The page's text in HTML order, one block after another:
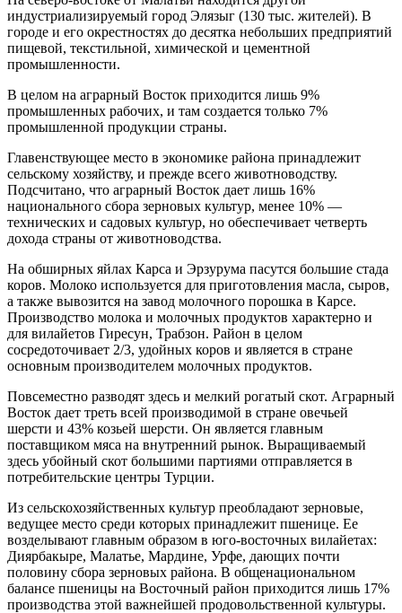
индустриализируемый город Элязыг (130 тыс. жителей). В
городе и его окрестностях до десятка небольших предприятий
пищевой, текстильной, хи­мической и цементной
промышленности.
В целом на аграрный Восток прихо­дится лишь 9%
промышленных рабочих, и там создается только 7%
промышленной продукции страны.
Главенствующее место в экономике района принадлежит
сельскому хозяй­ству, и прежде всего животноводству.
Подсчитано, что аграрный Восток дает лишь 16%
национального сбора зерновых культур, менее 10% —
технических и садо­вых культур, но обеспечивает четверть
дохода страны от животноводства.
На обширных яйлах Карса и Эрзурума пасутся большие стада
коров. Молоко используется для приготовления масла, сыров,
а также вывозится на завод молоч­ного порошка в Карсе.
Производство молока и молочных продуктов харак­терно и
для вилайетов Гиресун, Трабзон. Район в целом
сосредоточивает 2/3, удой­ных коров и является в стране
основным производителем молочных продуктов.
Повсеместно разводят здесь и мелкий рогатый скот. Аграрный
Восток дает треть всей производимой в стране овечьей
шерсти и 43% козьей шерсти. Он является главным
поставщиком мяса на внутрен­ний рынок. Выращиваемый
здесь убой­ный скот большими партиями отправля­ется в
потребительские центры Турции.
Из сельскохозяйственных культур пре­обладают зерновые,
ведущее место среди которых принадлежит пшенице. Ее
возде­лывают главным образом в юго-восточ­ных вилайетах:
Диярбакыре, Малатье, Мардине, Урфе, дающих почти
половину сбора зерновых района. В общенацио­нальном
балансе пшеницы на Восточный район приходится лишь 17%
производст­ва этой важнейшей продовольственной культуры.